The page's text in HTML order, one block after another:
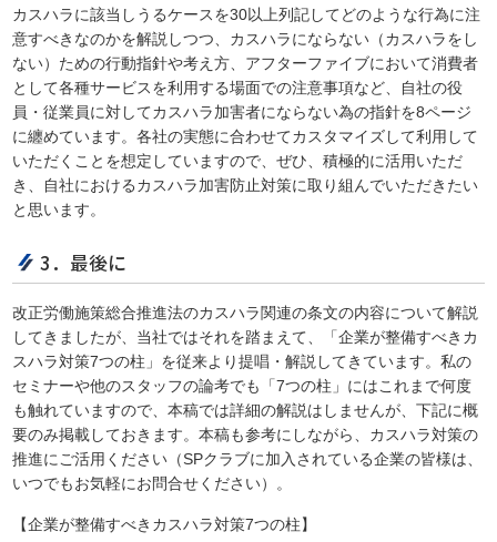
カスハラに該当しうるケースを30以上列記してどのような行為に注
意すべきなのかを解説しつつ、カスハラにならない（カスハラをし
ない）ための行動指針や考え方、アフターファイブにおいて消費者
として各種サービスを利用する場面での注意事項など、自社の役
員・従業員に対してカスハラ加害者にならない為の指針を8ページ
に纏めています。各社の実態に合わせてカスタマイズして利用して
いただくことを想定していますので、ぜひ、積極的に活用いただ
き、自社におけるカスハラ加害防止対策に取り組んでいただきたい
と思います。
3．最後に
改正労働施策総合推進法のカスハラ関連の条文の内容について解説
してきましたが、当社ではそれを踏まえて、「企業が整備すべきカ
スハラ対策7つの柱」を従来より提唱・解説してきています。私の
セミナーや他のスタッフの論考でも「7つの柱」にはこれまで何度
も触れていますので、本稿では詳細の解説はしませんが、下記に概
要のみ掲載しておきます。本稿も参考にしながら、カスハラ対策の
推進にご活用ください（SPクラブに加入されている企業の皆様は、
いつでもお気軽にお問合せください）。
【企業が整備すべきカスハラ対策7つの柱】